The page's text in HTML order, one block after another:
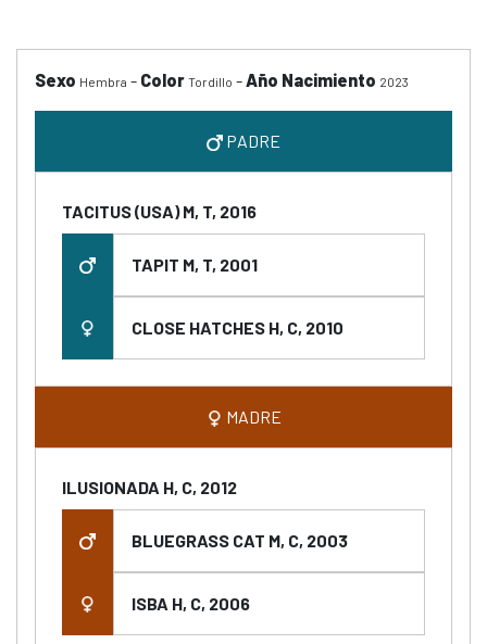
Sexo Hembra - Color Tordillo -Año Nacimiento 2023
PADRE
TACITUS (USA) M, T, 2016
TAPIT M, T, 2001
CLOSE HATCHES H, C, 2010
MADRE
ILUSIONADA H, C, 2012
BLUEGRASS CAT M, C, 2003
ISBA H, C, 2006